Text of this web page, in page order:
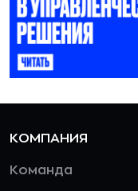
КОМПАНИЯ
Команда